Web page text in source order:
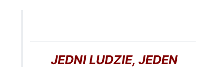
JEDNI LUDZIE, JEDEN